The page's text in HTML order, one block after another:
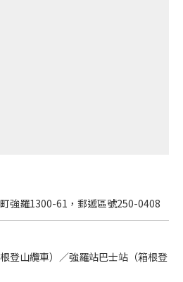
強羅1300-61，郵遞區號250-0408
登山纜車）／強羅站巴士站（箱根登